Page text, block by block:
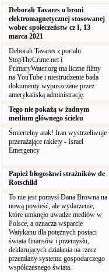
Deborah Tavares o broni
elektromagnetycznej stosowanej
wobec społeczeństw cz I, 13
marca 2021
Deborah Tavares z portalu
StopTheCrime.net i
PrimaryWater.org ma liczne filmy
na YouTube i niestrudzenie bada
dokumenty wypuszczane przez
amerykańską administrację.
Tego nie pokażą w żadnym
medium głównego ścieku
Śmiertelny atak! Iran wystrzeliwuje
przerażające rakiety - Israel
Emergency
Papież błogosławi strażników de
Rotschild
To nie jest pomysł Dana Browna na
nową powieść, ale wydarzenie,
które umknęło uwadze mediów w
Polsce, a oznacza wsparcie
Watykanu dla potężnych postaci
świata finansów i przemysłu,
deklarujących działania na rzecz
przemiany systemu gospodarczego
współczesnego świata.